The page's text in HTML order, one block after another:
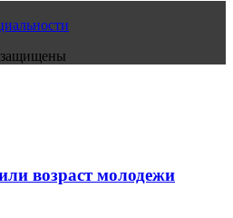
защищены
возраст молодежи